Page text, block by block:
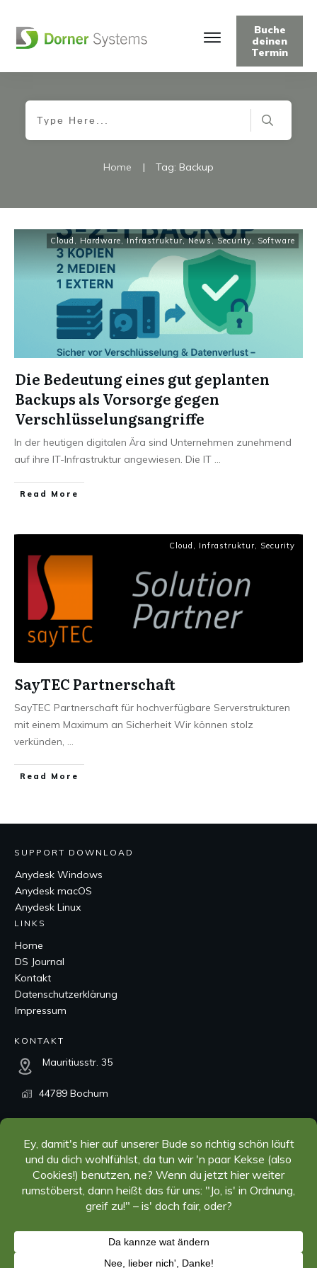
Buche
deinen
Termin
Home | Tag: Backup
Cloud , Hardware,Infrastruktur,News ,Security, Software
Die Bedeutung eines gut geplanten
Backups als Vorsorge gegen
Verschlüsselungsangriffe
In der heutigen digitalen Ära sind Unternehmen zunehmend
auf ihre IT-Infrastruktur angewiesen. Die IT ...
Read More
Cloud , Infrastruktur, Security
SayTEC Partnerschaft
SayTEC Partnerschaft für hochverfügbare Serverstrukturen
mit einem Maximum an Sicherheit Wir können stolz
verkünden, ...
Read More
SUPPORT DOWNLOAD
Anydesk Windows
Anydesk macOS
Anydesk Linux
LINKS
Home
DS Journal
Kontakt
Datenschutzerklärung
Impressum
KONTAKT
Mauritiusstr. 35
44789 Bochum
+49 234 97843530
SOCIAL